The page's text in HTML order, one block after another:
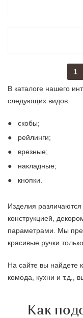
1
В каталоге нашего
следующих видов:
скобы;
рейлинги;
врезные;
накладные;
кнопки.
Изделия
конструкцией,
параметрами. Мы
красивые ручки
На сайте вы найдете
комода, кухни и т.д.,
Как